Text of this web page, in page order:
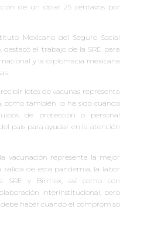
de un dólar 25 centavos por
Mexicano del Seguro Social
destacó el trabajo de la SRE para
y la diplomacia mexicana
lotes de vacunas representa
como también lo ha sido cuando
de protección o personal
país para ayudar en la atención
vacunación representa la mejor
de esta pandemia, la labor
SRE y Birmex, así como con
interinstitucional, pero
hacer cuando el compromiso